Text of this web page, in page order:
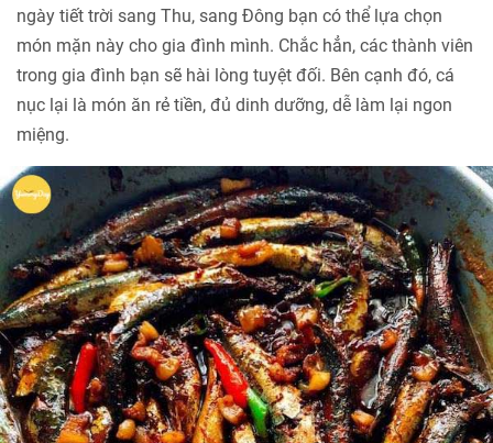
ngày tiết trời sang Thu, sang Đông bạn có thể lựa chọn
món mặn này cho gia đình mình. Chắc hẳn, các thành viên
trong gia đình bạn sẽ hài lòng tuyệt đối. Bên cạnh đó, cá
nục lại là món ăn rẻ tiền, đủ dinh dưỡng, dễ làm lại ngon
miệng.